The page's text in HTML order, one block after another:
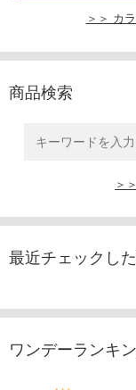
＞＞ カ
商品検索
＞
最近チェックし
ワンデーランキ